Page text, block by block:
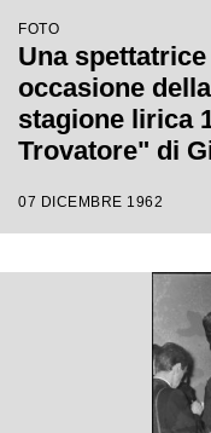
FOTO
Una
occasione
stagione lirica
Trovatore" di
Giorgio De Lullo
07 DICEMBRE 1962